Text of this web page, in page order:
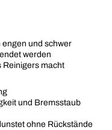
engen und schwer
werden
Reinigers macht
und Bremsstaub
ohne Rückstände